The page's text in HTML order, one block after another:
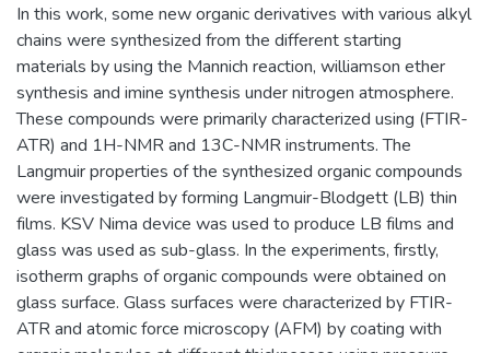
In this work, some new organic derivatives with various alkyl
chains were synthesized from the different starting
materials by using the Mannich reaction, williamson ether
synthesis and imine synthesis under nitrogen atmosphere.
These compounds were primarily characterized using (FTIR-
ATR) and 1H-NMR and 13C-NMR instruments. The
Langmuir properties of the synthesized organic compounds
were investigated by forming Langmuir-Blodgett (LB) thin
films. KSV Nima device was used to produce LB films and
glass was used as sub-glass. In the experiments, firstly,
isotherm graphs of organic compounds were obtained on
glass surface. Glass surfaces were characterized by FTIR-
ATR and atomic force microscopy (AFM) by coating with